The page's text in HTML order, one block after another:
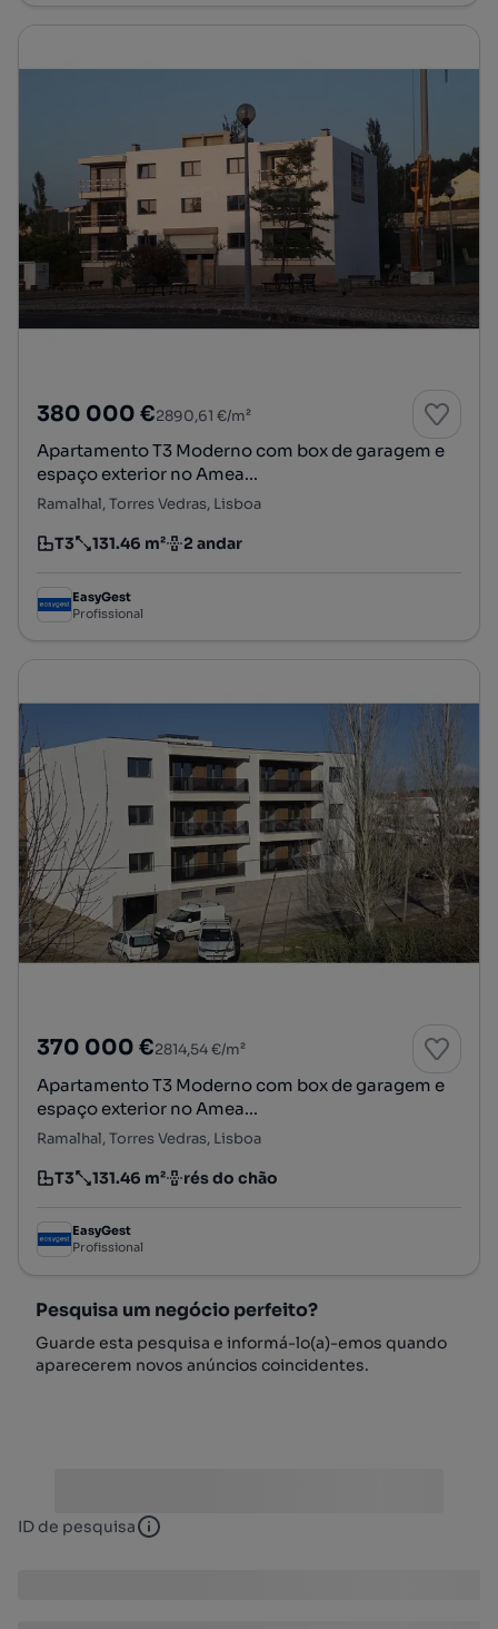
380 000 €2890,61 €/m²
Apartamento T3 Moderno com box de garagem e
espaço exterior no Amea...
Ramalhal, Torres Vedras, Lisboa
Tipologia
T3
Preço por metro quadrado
131.46 m²
Andar 2 andar
EasyGest
Profissional
370 000 €2814,54 €/m²
Apartamento T3 Moderno com box de garagem e
espaço exterior no Amea...
Ramalhal, Torres Vedras, Lisboa
Tipologia
T3
Preço por metro quadrado
131.46 m²
Andar rés do chão
EasyGest
Profissional
Pesquisa um negócio perfeito?
Guarde esta pesquisa e informá-lo(a)-emos quando
aparecerem novos anúncios coincidentes.
ID de pesquisa ID de pesquisa